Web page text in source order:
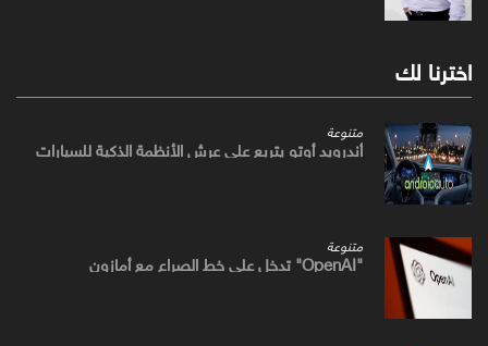
اخترنا لك
متنوعة
أندرويد أوتو يتربع علي عرش الأنظمة الذكية للسيارات
متنوعة
"OpenAI" تدخل علي خط الصراع مع أمازون